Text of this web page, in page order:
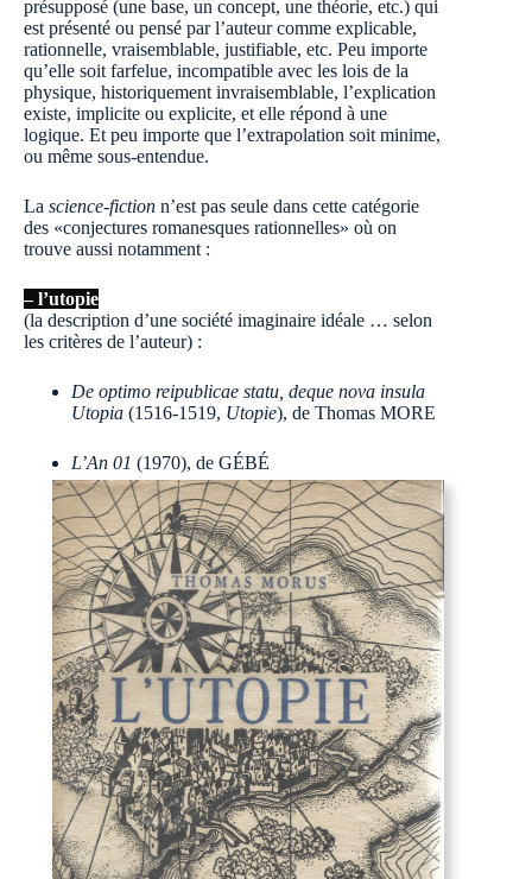
présupposé (une base, un concept, une théorie, etc.) qui
est présenté ou pensé par l’auteur comme explicable,
rationnelle, vraisemblable, justifiable, etc. Peu importe
qu’elle soit farfelue, incompatible avec les lois de la
physique, historiquement invraisemblable, l’explication
existe, implicite ou explicite, et elle répond à une
logique. Et peu importe que l’extrapolation soit minime,
ou même sous-entendue.
La science-fiction n’est pas seule dans cette catégorie
des «conjectures romanesques rationnelles» où on
trouve aussi notamment :
– l’utopie
(la description d’une société imaginaire idéale … selon
les critères de l’auteur) :
De optimo reipublicae statu, deque nova insula
Utopia (1516-1519, Utopie), de Thomas MORE
L’An 01 (1970), de GÉBÉ